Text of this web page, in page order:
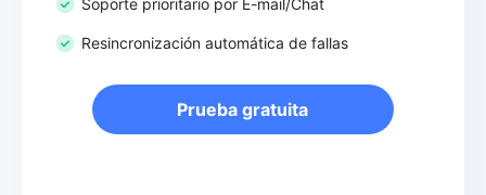
Soporte prioritario por E-mail/Chat
Resincronización automática de fallas
Prueba gratuita